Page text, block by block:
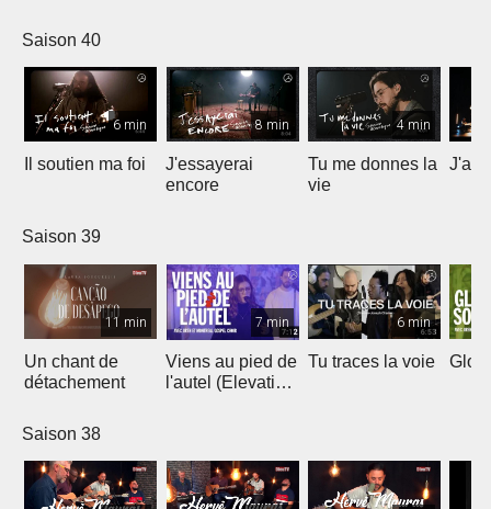
Saison 40
6 min
Il soutien ma foi
8 min
J'essayerai
encore
4 min
Tu me donnes la
vie
J'ai
Saison 39
11 min
Un chant de
détachement
7 min
Viens au pied de
l'autel (Elevation
6 min
Tu traces la voie
Saison 38